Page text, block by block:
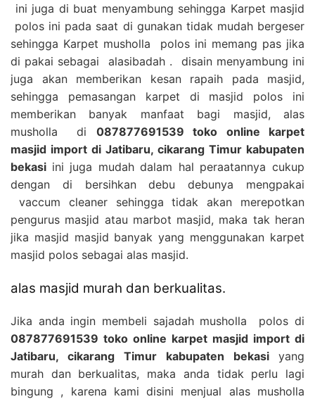
ini juga di buat menyambung sehingga Karpet masjid
polos ini pada saat di gunakan tidak mudah bergeser
sehingga Karpet musholla polos ini memang pas jika
di pakai sebagai alasibadah . disain menyambung ini
juga akan memberikan kesan rapaih pada masjid,
sehingga pemasangan karpet di masjid polos ini
memberikan banyak manfaat bagi masjid, alas
musholla di 087877691539 toko online karpet
masjid import di Jatibaru, cikarang Timur kabupaten
bekasi ini juga mudah dalam hal peraatannya cukup
dengan di bersihkan debu debunya mengpakai
vaccum cleaner sehingga tidak akan merepotkan
pengurus masjid atau marbot masjid, maka tak heran
jika masjid masjid banyak yang menggunakan karpet
masjid polos sebagai alas masjid.
alas masjid murah dan berkualitas.
Jika anda ingin membeli sajadah musholla polos di
087877691539 toko online karpet masjid import di
Jatibaru, cikarang Timur kabupaten bekasi yang
murah dan berkualitas, maka anda tidak perlu lagi
bingung , karena kami disini menjual alas musholla